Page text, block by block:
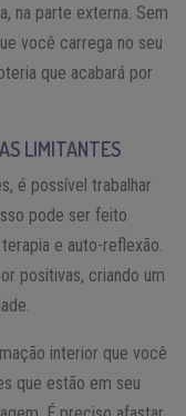
na parte externa. Sem
você carrega no seu
que acabará por
LIMITANTES
é possível trabalhar
pode ser feito
e auto-reflexão.
positivas, criando um
interior que você
que estão em seu